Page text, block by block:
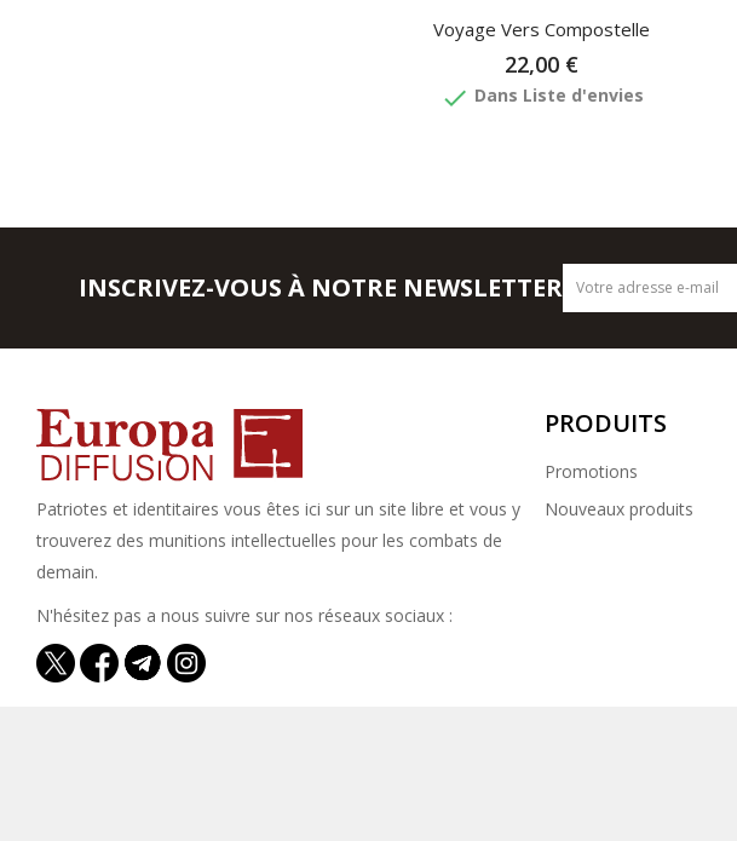
Voyage Vers Compostelle
22,00 €
done Dans Liste d'envies
INSCRIVEZ-VOUS À NOTRE NEWSLETTER
Patriotes et identitaires vous êtes ici sur un site libre et vous y
trouverez des munitions intellectuelles pour les combats de
demain.
N'hésitez pas a nous suivre sur nos réseaux sociaux :
PRODUITS
Promotions
Nouveaux produits